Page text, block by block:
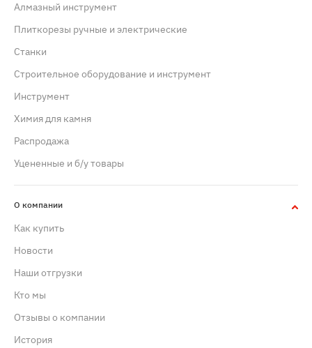
Алмазный инструмент
Плиткорезы ручные и электрические
Станки
Строительное оборудование и инструмент
Инструмент
Химия для камня
Распродажа
Уцененные и б/у товары
О компании
Как купить
Новости
Наши отгрузки
Кто мы
Отзывы о компании
История